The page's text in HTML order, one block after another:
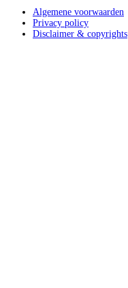
Algemene voorwaarden
Privacy policy
Disclaimer & copyrights